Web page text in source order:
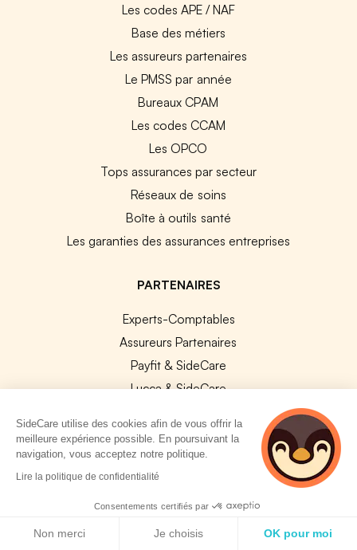
Les codes APE / NAF
Base des métiers
Les assureurs partenaires
Le PMSS par année
Bureaux CPAM
Les codes CCAM
Les OPCO
Tops assurances par secteur
Réseaux de soins
Boîte à outils santé
Les garanties des assurances entreprises
PARTENAIRES
Experts-Comptables
Assureurs Partenaires
Payfit & SideCare
Lucca & SideCare
Livi & SideCare
Lianeli & SideCare
Les SIRH / Systèmes de paie connectés
SideCare utilise des cookies afin de vous offrir la
meilleure expérience possible. En poursuivant la
navigation, vous acceptez notre politique.
Lire la politique de confidentialité
Consentements certifiés par
Non merci Je choisis OK pour moi
2 personnes
consultent
actuellement cette